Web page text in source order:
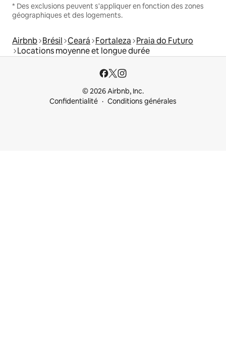
* Des exclusions peuvent s'appliquer en fonction des zones
géographiques et des logements.
Airbnb Brésil Ceará Fortaleza Praia do Futuro
Locations moyenne et longue durée
© 2026 Airbnb, Inc.
Confidentialité
Conditions générales